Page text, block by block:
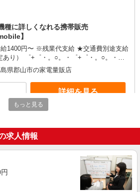
種に詳しくなれる携帯販売
】
給1400円〜 ※残業代支給 ★交通費別途支給
。○。・゜+゜・。○。・゜
祝い金10万円支給(規定有) お友達を紹介
インセンティブ支給(規定有) ★月2回払
払い可能（規程有）★ ゜・。○。・゜
○。・゜+゜
県郡山市の家電量販店
詳細を見る
トPRスタッフ（受付・ご案内）
：1,850円 ※評価により昇給あり ※残業
車不可）
山市 ※ご自宅から無理なく通勤でき
のSoftBankショップやショッピングモール
イベント会場でご勤務いただきます。 ※勤
もっと見る
求人情報